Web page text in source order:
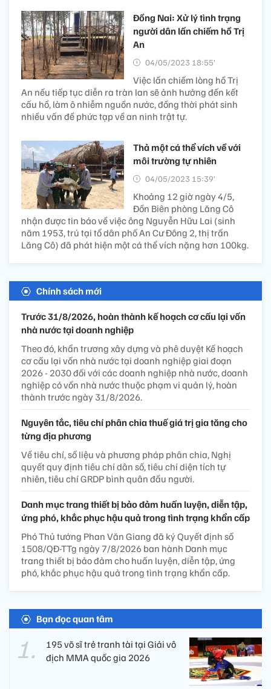
Đồng Nai: Xử lý tình trạng
người dân lấn chiếm hồ Trị
An
04/05/2023 18:55’
Việc lấn chiếm lòng hồ Trị
An nếu tiếp tục diễn ra tràn lan sẽ ảnh hưởng đến kết
cấu hồ, làm ô nhiễm nguồn nước, đồng thời phát sinh
nhiều vấn đề phức tạp về an ninh trật tự.
Thả một cá thể vích về với
môi trường tự nhiên
04/05/2023 15:39’
Khoảng 12 giờ ngày 4/5,
Đồn Biên phòng Lăng Cô
nhận được tin báo về việc ông Nguyễn Hữu Lai (sinh
năm 1953, trú tại tổ dân phố An Cư Đông 2, thị trấn
Lăng Cô) đã phát hiện một cá thể vích nặng hơn 100kg.
Chính sách mới
Trước 31/8/2026, hoàn thành kế hoạch cơ cấu lại vốn
nhà nước tại doanh nghiệp
Theo đó, khẩn trương xây dựng và phê duyệt Kế hoạch
cơ cấu lại vốn nhà nước tại doanh nghiệp giai đoạn
2026 - 2030 đối với các doanh nghiệp nhà nước, doanh
nghiệp có vốn nhà nước thuộc phạm vi quản lý, hoàn
thành trước ngày 31/8/2026.
Nguyên tắc, tiêu chí phân chia thuế giá trị gia tăng cho
từng địa phương
Về tiêu chí, số liệu và phương pháp phân chia, Nghị
quyết quy định tiêu chí dân số, tiêu chí diện tích tự
nhiên, tiêu chí GRDP bình quân đầu người.
Danh mục trang thiết bị bảo đảm huấn luyện, diễn tập,
ứng phó, khắc phục hậu quả trong tình trạng khẩn cấp
Phó Thủ tướng Phan Văn Giang đã ký Quyết định số
1508/QĐ-TTg ngày 7/8/2026 ban hành Danh mục
trang thiết bị bảo đảm cho huấn luyện, diễn tập, ứng
phó, khắc phục hậu quả trong tình trạng khẩn cấp.
Bạn đọc quan tâm
195 võ sĩ trẻ tranh tài tại Giải vô
địch MMA quốc gia 2026